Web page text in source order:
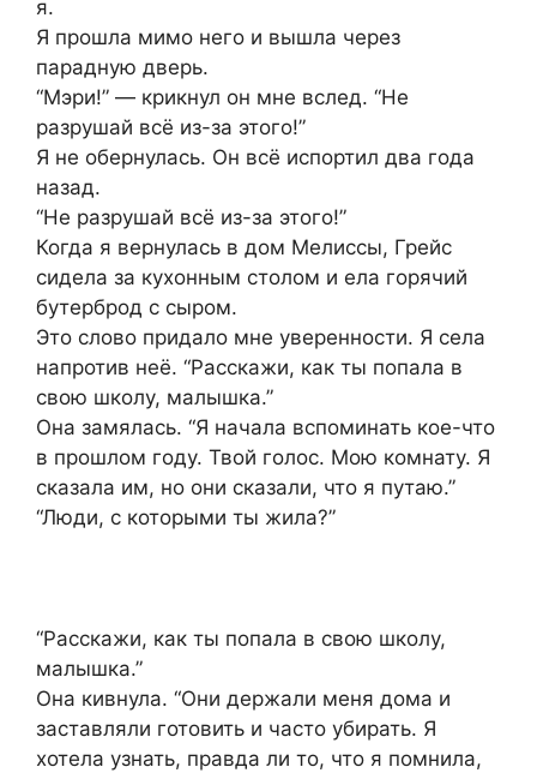
я.
Я прошла мимо него и вышла через
парадную дверь.
“Мэри!” — крикнул он мне вслед. “Не
разрушай всё из-за этого!”
Я не обернулась. Он всё испортил два года
назад.
“Не разрушай всё из-за этого!”
Когда я вернулась в дом Мелиссы, Грейс
сидела за кухонным столом и ела горячий
бутерброд с сыром.
Это слово придало мне уверенности. Я села
напротив неё. “Расскажи, как ты попала в
свою школу, малышка.”
Она замялась. “Я начала вспоминать кое-что
в прошлом году. Твой голос. Мою комнату. Я
сказала им, но они сказали, что я путаю.”
“Люди, с которыми ты жила?”
“Расскажи, как ты попала в свою школу,
малышка.”
Она кивнула. “Они держали меня дома и
заставляли готовить и часто убирать. Я
хотела узнать, правда ли то, что я помнила,